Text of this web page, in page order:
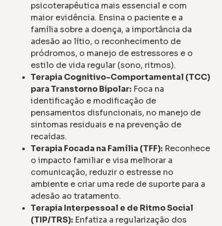
psicoterapêutica mais essencial e com
maior evidência. Ensina o paciente e a
família sobre a doença, a importância da
adesão ao lítio, o reconhecimento de
pródromos, o manejo de estressores e o
estilo de vida regular (sono, ritmos).
Terapia Cognitivo-Comportamental (TCC)
para Transtorno Bipolar: Foca na
identificação e modificação de
pensamentos disfuncionais, no manejo de
sintomas residuais e na prevenção de
recaídas.
Terapia Focada na Família (TFF): Reconhece
o impacto familiar e visa melhorar a
comunicação, reduzir o estresse no
ambiente e criar uma rede de suporte para a
adesão ao tratamento.
Terapia Interpessoal e de Ritmo Social
(TIP/TRS): Enfatiza a regularização dos